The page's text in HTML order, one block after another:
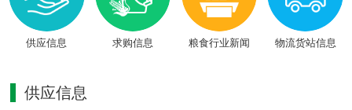
供应信息 求购信息 粮食行业新闻 物流货站信息
供应信息